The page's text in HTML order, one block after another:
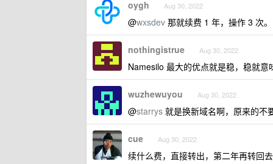
oygh Aug 30, 2022
@wxsdev 那就续费 1 年，操作 3 次。
nothingistrue Aug 30, 2022
Namesilo 最大的优点就是稳，稳就意
wuzhewuyou Aug 30, 2022
@starrys 就是换新域名啊，原来的不
cue Aug 30, 2022
续什么费，直接转出，第二年再转回去